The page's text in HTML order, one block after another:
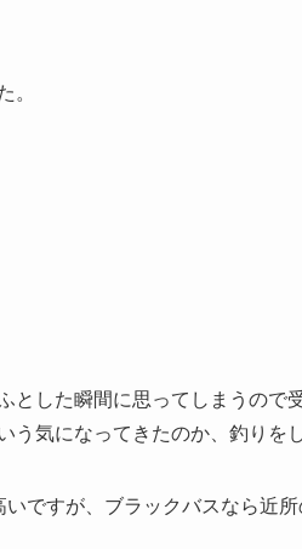
とした瞬間に思ってしまうので
気になってきたのか、釣りを
ですが、ブラックバスなら近所